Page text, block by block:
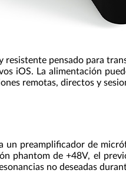
resistente pensado para
iOS. La alimentación
remotas, directos y
un preamplificador de
phantom de +48V, el
no deseadas